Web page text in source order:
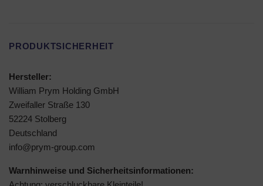
PRODUKTSICHERHEIT
Hersteller:
William Prym Holding GmbH
Zweifaller Straße 130
52224 Stolberg
Deutschland
info@prym-group.com
Warnhinweise und Sicherheitsinformationen: